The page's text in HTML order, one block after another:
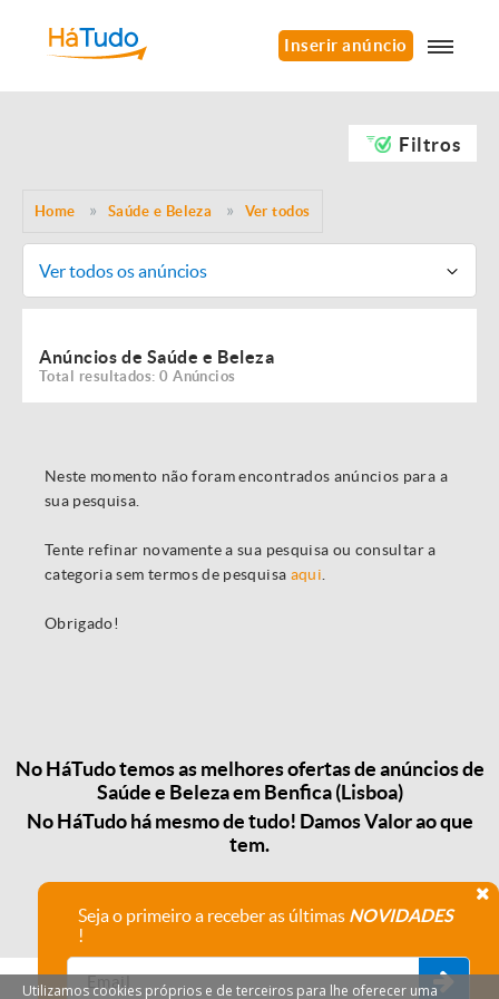
Inserir anúncio
Filtros
Home Saúde e Beleza Ver todos
Ver todos os anúncios
Anúncios de Saúde e Beleza
Total resultados: 0 Anúncios
Neste momento não foram encontrados anúncios para a
sua pesquisa.
Tente refinar novamente a sua pesquisa ou consultar a
categoria sem termos de pesquisa aqui
Obrigado!
No HáTudo temos as melhores ofertas de anúncios de
Saúde e Beleza em Benfica (Lisboa)
No HáTudo há mesmo de tudo! Damos Valor ao que
tem.
Seja o primeiro a receber as últimas NOVIDADES
!
Utilizamos cookies próprios e de terceiros para lhe oferecer uma